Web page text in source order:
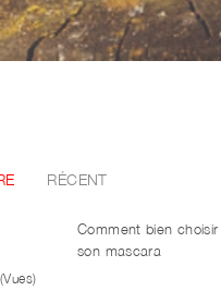
RÉCENT
Comment bien choisir
son mascara